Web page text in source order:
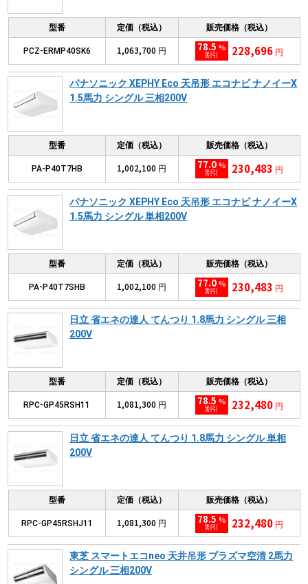
型番 定価（税込） 販売価格（税込）
PCZ-ERMP40SK6 1,063,700 円 78.5 %
割引 228,696 円
パナソニック XEPHY Eco 天吊形 エコナビ ナノイーX
1.5馬力 シングル 三相200V
型番 定価（税込） 販売価格（税込）
PA-P40T7HB 1,002,100 円 77.0 %
割引 230,483 円
パナソニック XEPHY Eco 天吊形 エコナビ ナノイーX
1.5馬力 シングル 単相200V
型番 定価（税込） 販売価格（税込）
PA-P40T7SHB 1,002,100 円 77.0 %
割引 230,483 円
日立 省エネの達人 てんつり 1.8馬力 シングル 三相
200V
型番 定価（税込） 販売価格（税込）
RPC-GP45RSH11 1,081,300 円 78.5 %
割引 232,480 円
日立 省エネの達人 てんつり 1.8馬力 シングル 単相
200V
型番 定価（税込） 販売価格（税込）
RPC-GP45RSHJ11 1,081,300 円 78.5 %
割引 232,480 円
東芝 スマートエコneo 天井吊形 プラズマ空清 2馬力
シングル 三相200V